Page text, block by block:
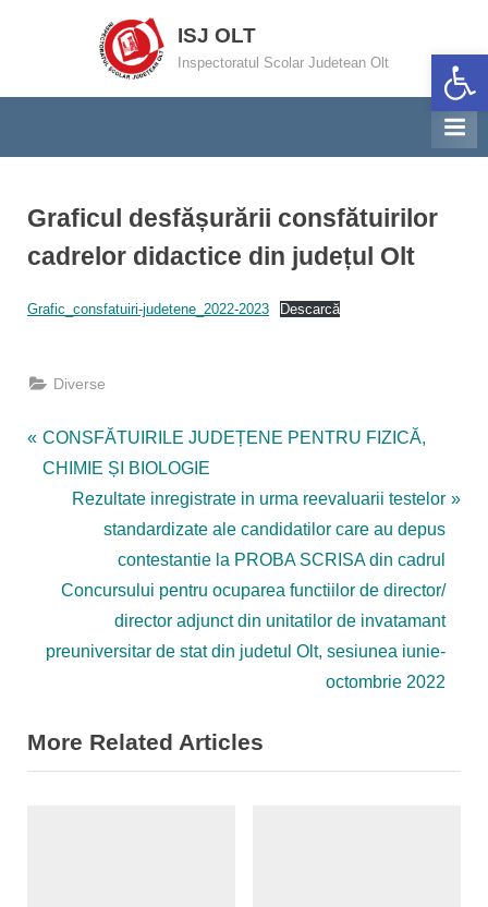
Deschide
ISJ OLT
Inspectoratul Scolar Judetean Olt
Graficul desfășurării consfătuirilor
cadrelor didactice din județul Olt
Posted
13/09/2022
By
General Adjunct 1 Inspector
Grafic_consfatuiri-judetene_2022-2023 Descarcă
Diverse
Navigare
articole
P
r
s
s
t
CONSFĂTUIRILE JUDEȚENE PENTRU FIZICĂ,
CHIMIE ȘI BIOLOGIE
N
t
o
:
Rezultate inregistrate in urma reevaluarii testelor
standardizate ale candidatilor care au depus
contestantie la PROBA SCRISA din cadrul
Concursului pentru ocuparea functiilor de director/
director adjunct din unitatilor de invatamant
preuniversitar de stat din judetul Olt, sesiunea iunie-
octombrie 2022
More Related Articles